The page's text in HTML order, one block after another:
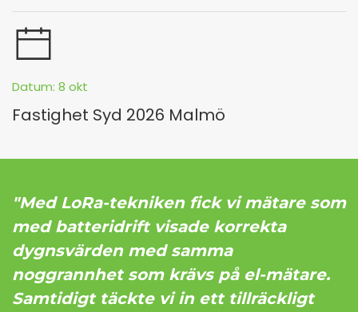
Datum: 8 okt
Fastighet Syd 2026 Malmö
"Med LoRa-tekniken fick vi mätare som
med batteridrift visade korrekta
dygnsvärden med samma
noggrannhet som krävs på el-mätare.
Samtidigt täckte vi in ett tillräckligt